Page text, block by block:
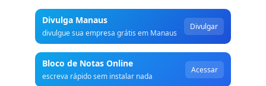
Divulga Manaus
divulgue sua empresa grátis em Manaus
Divulgar
Bloco de Notas Online
escreva rápido sem instalar nada
Acessar